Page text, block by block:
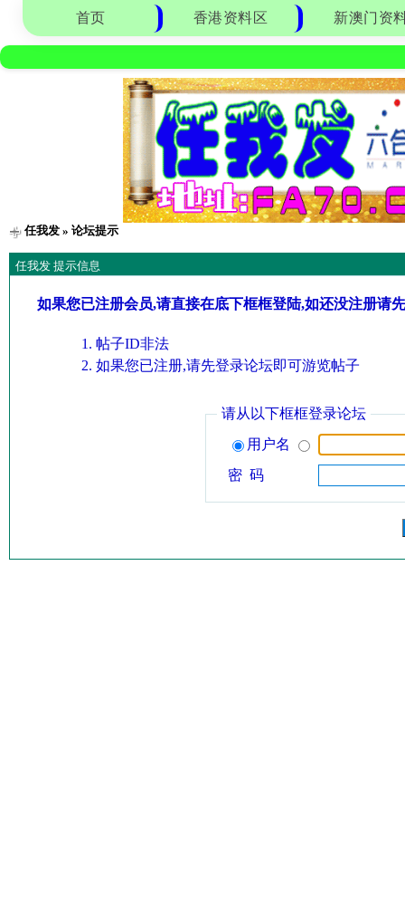
首页 香港资料区 新澳门资
任我发» 论坛提示
任我发 提示信息
如果您已注册会员,请直接在底下框框登陆,如还没注册请
帖子ID非法
如果您已注册,请先登录论坛即可游览帖子
请从以下框框登录论坛
用户名
密 码